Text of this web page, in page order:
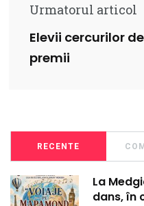
Urmatorul articol
Elevii cercurilor
premii
RECENTE
La
dans, în